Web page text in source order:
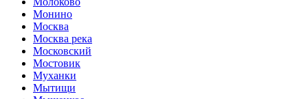
Монино
Москва
Москва река
Московский
Мостовик
Муханки
Мытищи